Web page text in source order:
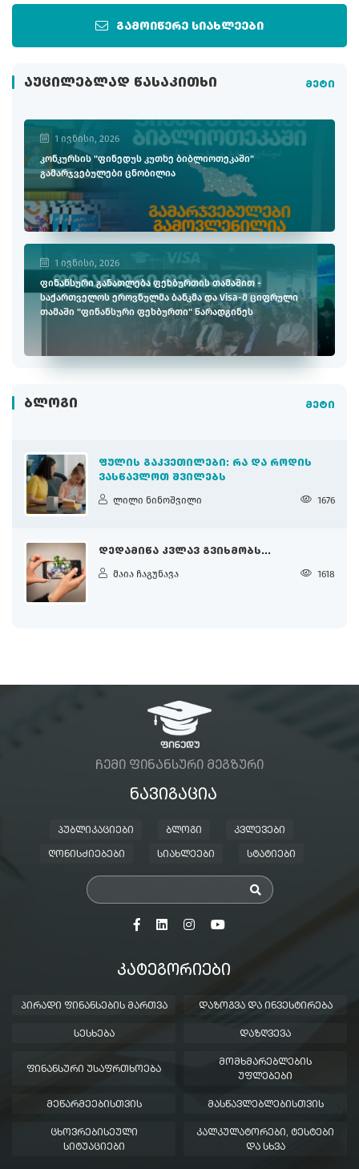
გამოიწერე სიახლეები
ᲐᲣᲪᲘᲚᲔᲑᲚᲐᲓ ᲬᲐᲡᲐᲙᲘᲗᲮᲘ მეტი
1 ივნისი, 2026
კონკურსის "ფინედუს კუთხე ბიბლიოთეკაში"
გამარჯვებულები ცნობილია
1 ივნისი, 2026
ფინანსური განათლება ფეხბურთის თამაშით -
საქართველოს ეროვნულმა ბანკმა და Visa-მ ციფრული
თამაში "ფინანსური ფეხბურთი" წარადგინეს
ᲑᲚᲝᲒᲘ მეტი
ᲤᲣᲚᲘᲡ ᲒᲐᲙᲕᲔᲗᲘᲚᲔᲑᲘ: ᲠᲐ ᲓᲐ ᲠᲝᲓᲘᲡ
ᲕᲐᲡᲬᲐᲕᲚᲝᲗ ᲨᲕᲘᲚᲔᲑᲡ
ლილი ნინოშვილი 1676
ᲓᲔᲓᲐᲛᲘᲬᲐ ᲙᲕᲚᲐᲕ ᲒᲕᲘᲮᲛᲝᲑᲡ...
მაია ჩაგუნავა 1618
ᲩᲔᲛᲘ ᲤᲘᲜᲐᲜᲡᲣᲠᲘ ᲛᲔᲒᲖᲣᲠᲘ
ᲜᲐᲕᲘᲒᲐᲪᲘᲐ
ᲞᲣᲑᲚᲘᲙᲐᲪᲘᲔᲑᲘ ᲑᲚᲝᲒᲘ ᲙᲕᲚᲔᲕᲔᲑᲘ
ᲦᲝᲜᲘᲡᲫᲘᲔᲑᲔᲑᲘ ᲡᲘᲐᲮᲚᲔᲔᲑᲘ ᲡᲢᲐᲢᲘᲔᲑᲘ
ᲙᲐᲢᲔᲒᲝᲠᲘᲔᲑᲘ
ᲞᲘᲠᲐᲓᲘ ᲤᲘᲜᲐᲜᲡᲔᲑᲘᲡ ᲛᲐᲠᲗᲕᲐ ᲓᲐᲖᲝᲒᲕᲐ ᲓᲐ ᲘᲜᲕᲔᲡᲢᲘᲠᲔᲑᲐ
ᲡᲔᲡᲮᲔᲑᲐ ᲓᲐᲖᲦᲕᲔᲕᲐ
ᲤᲘᲜᲐᲜᲡᲣᲠᲘ ᲣᲡᲐᲤᲠᲗᲮᲝᲔᲑᲐ
ᲛᲝᲛᲮᲛᲐᲠᲔᲑᲚᲔᲑᲘᲡ
ᲣᲤᲚᲔᲑᲔᲑᲘ
ᲛᲔᲬᲐᲠᲛᲔᲔᲑᲘᲡᲗᲕᲘᲡ ᲛᲐᲡᲬᲐᲕᲚᲔᲑᲚᲔᲑᲘᲡᲗᲕᲘᲡ
ᲪᲮᲝᲕᲠᲔᲑᲘᲡᲔᲣᲚᲘ
ᲡᲘᲢᲣᲐᲪᲘᲔᲑᲘ
ᲙᲐᲚᲙᲣᲚᲐᲢᲝᲠᲔᲑᲘ, ᲢᲔᲡᲢᲔᲑᲘ
ᲓᲐ ᲡᲮᲕᲐ